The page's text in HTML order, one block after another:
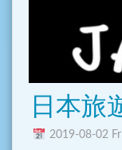
日本旅
2019-08-02